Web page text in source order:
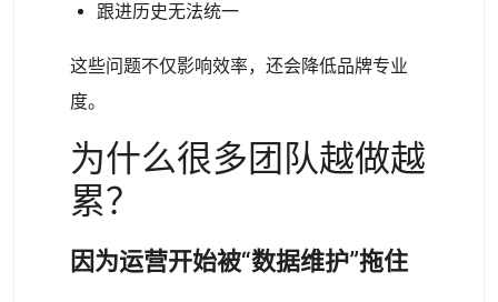
跟进历史无法统一
这些问题不仅影响效率，还会降低品牌专业
度。
为什么很多团队越做越
累？
因为运营开始被“数据维护”拖住